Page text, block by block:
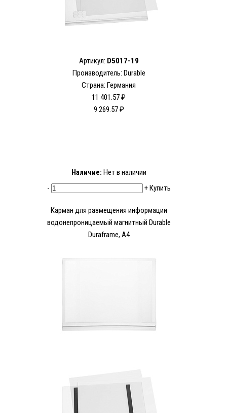
Артикул: D5017-19
Производитель: Durable
Страна: Германия
11 401.57 ₽
9 269.57 ₽
Наличие: Нет в наличии
-
+Купить
Карман для размещения информации
водонепроницаемый магнитный Durable
Duraframe, А4